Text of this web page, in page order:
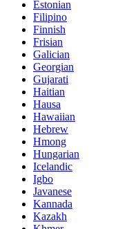
Estonian
Filipino
Finnish
Frisian
Galician
Georgian
Gujarati
Haitian
Hausa
Hawaiian
Hebrew
Hmong
Hungarian
Icelandic
Igbo
Javanese
Kannada
Kazakh